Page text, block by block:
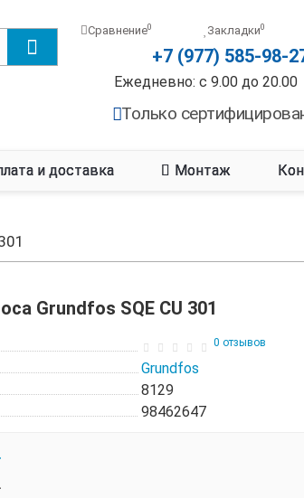
Сравнение0 Закладки0
+7 (977) 585-98-
Ежедневно: с 9.00 до 20.00
Только
и доставка Монтаж
Grundfos SQE CU 301
0 отзывов
Grundfos
8129
98462647